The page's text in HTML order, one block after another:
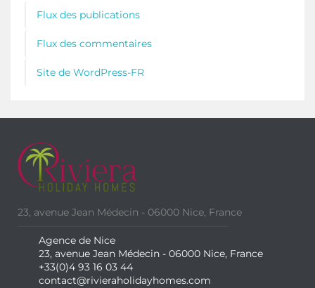
Flux des publications
Flux des commentaires
Site de WordPress-FR
23, avenue Jean Médecin - 06000 Nice, France
Agence de Nice
23, avenue Jean Médecin - 06000 Nice, France
+33(0)4 93 16 03 44
contact@rivieraholidayhomes.com